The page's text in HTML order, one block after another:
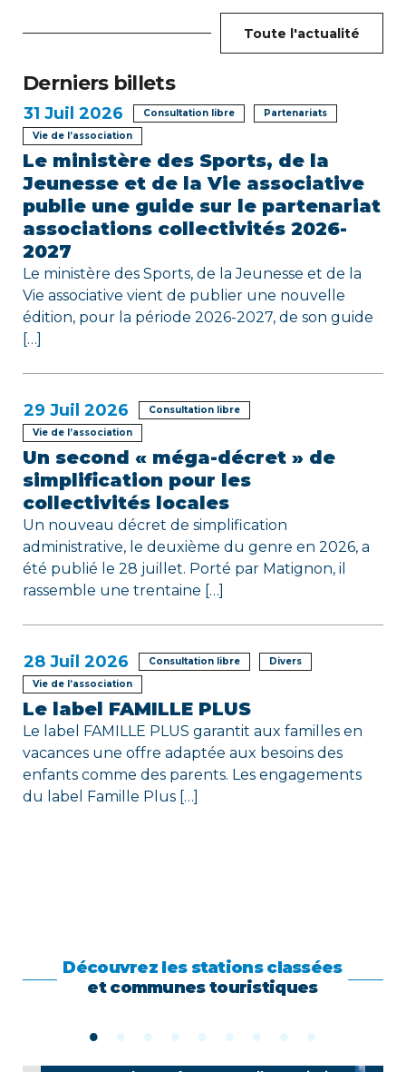
e
l
’
a
r
t
i
c
l
e
Toute l'actualité
Derniers billets
31 Juil 2026 Consultation libre
Partenariats
Vie de l’association
Le ministère des Sports, de la
Jeunesse et de la Vie associative
publie une guide sur le partenariat
associations collectivités 2026-
2027
Le ministère des Sports, de la Jeunesse et de la
Vie associative vient de publier une nouvelle
édition, pour la période 2026-2027, de son guide
[…]
29 Juil 2026
Consultation libre
Vie de l’association
Un second « méga-décret » de
simplification pour les
collectivités locales
Un nouveau décret de simplification
administrative, le deuxième du genre en 2026, a
été publié le 28 juillet. Porté par Matignon, il
rassemble une trentaine […]
28 Juil 2026 Consultation libre
Divers
Vie de l’association
Le label FAMILLE PLUS
Le label FAMILLE PLUS garantit aux familles en
vacances une offre adaptée aux besoins des
enfants comme des parents. Les engagements
du label Famille Plus […]
Découvrez les stations classées
et communes touristiques